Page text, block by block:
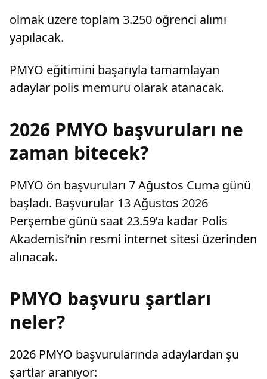
olmak üzere toplam 3.250 öğrenci alımı
yapılacak.
PMYO eğitimini başarıyla tamamlayan
adaylar polis memuru olarak atanacak.
2026 PMYO başvuruları ne
zaman bitecek?
PMYO ön başvuruları 7 Ağustos Cuma günü
başladı. Başvurular 13 Ağustos 2026
Perşembe günü saat 23.59’a kadar Polis
Akademisi’nin resmi internet sitesi üzerinden
alınacak.
PMYO başvuru şartları
neler?
2026 PMYO başvurularında adaylardan şu
şartlar aranıyor: